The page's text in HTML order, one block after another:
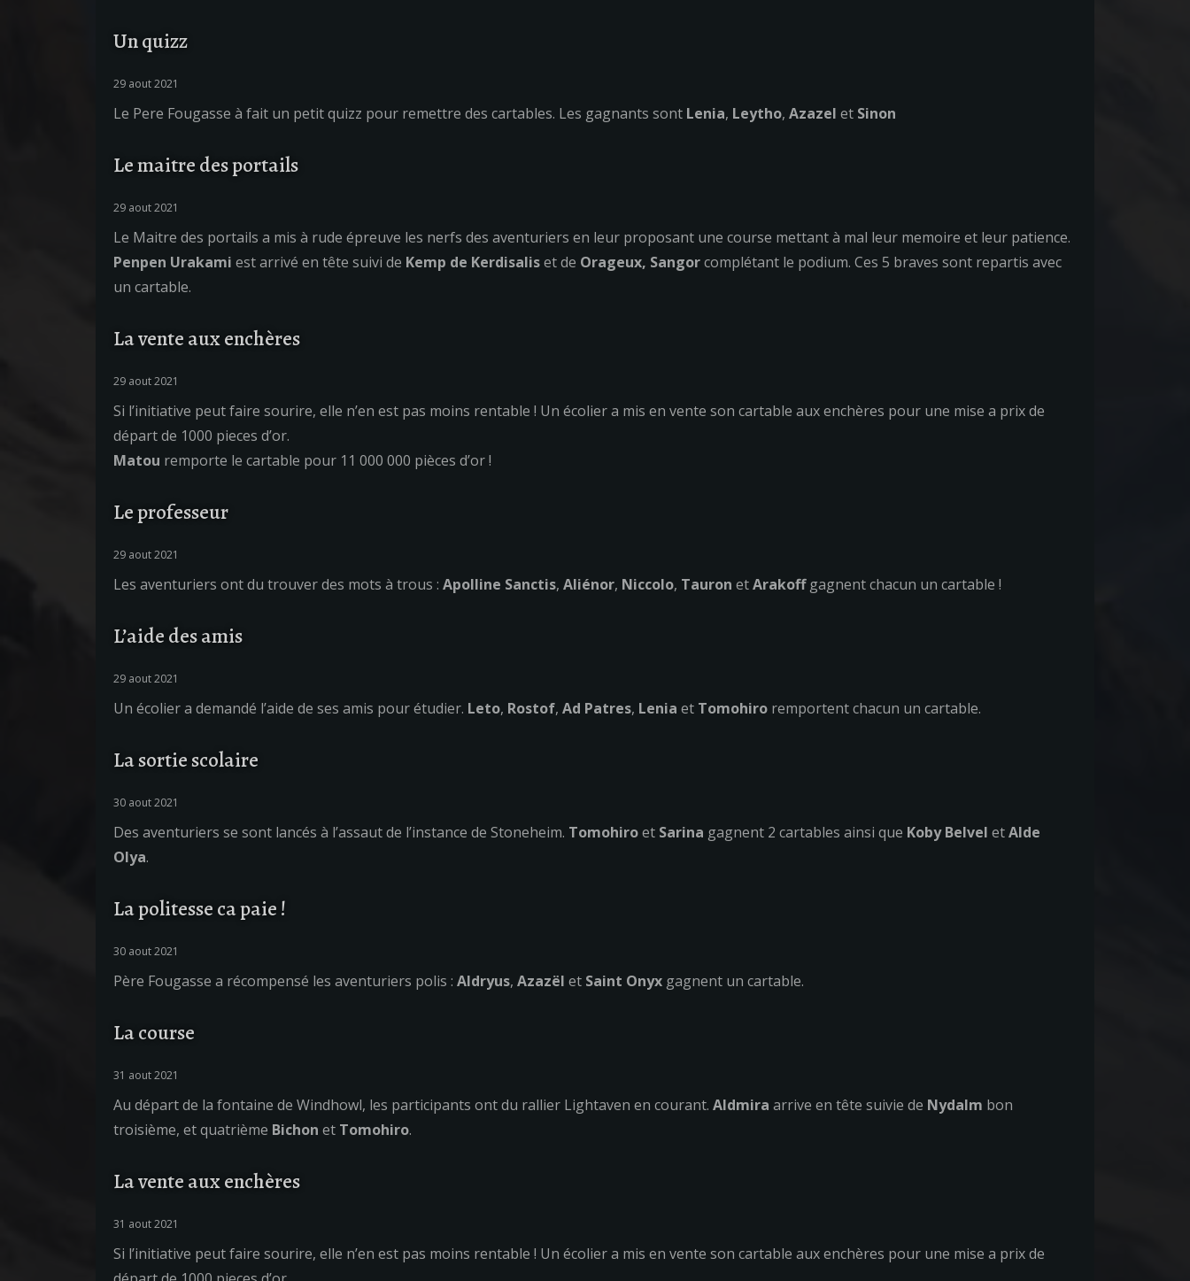
Un quizz
29 aout 2021
Le Pere Fougasse à fait un petit quizz pour remettre des cartables. Les gagnants sont Lenia, Leytho, Azazel et Sinon
Le maitre des portails
29 aout 2021
Le Maitre des portails a mis à rude épreuve les nerfs des aventuriers en leur proposant une course mettant à mal leur memoire et leur patience.
Penpen Urakami est arrivé en tête suivi de Kemp de Kerdisaliset de Orageux, Sangorcomplétant le podium. Ces 5 braves sont repartis avec
un cartable.
La vente aux enchères
29 aout 2021
Si l’initiative peut faire sourire, elle n’en est pas moins rentable ! Un écolier a mis en vente son cartable aux enchères pour une mise a prix de
départ de 1000 pieces d’or.
Matou remporte le cartable pour 11 000 000 pièces d’or !
Le professeur
29 aout 2021
Les aventuriers ont du trouver des mots à trous : Apolline Sanctis, Aliénor, Niccolo, Tauron etArakoffgagnent chacun un cartable !
L’aide des amis
29 aout 2021
Un écolier a demandé l’aide de ses amis pour étudier. Leto, Rostof, Ad Patres, Lenia et Tomohiroremportent chacun un cartable.
La sortie scolaire
30 aout 2021
Des aventuriers se sont lancés à l’assaut de l’instance de Stoneheim. Tomohiroet Sarina gagnent 2 cartables ainsi que Koby Belvel etAlde
Olya.
La politesse ca paie !
30 aout 2021
Père Fougasse a récompensé les aventuriers polis : Aldryus, Azazël et Saint Onyxgagnent un cartable.
La course
31 aout 2021
Au départ de la fontaine de Windhowl, les participants ont du rallier Lightaven en courant. Aldmira arrive en tête suivie de Nydalm bon
troisième, et quatrième Bichon et Tomohiro.
La vente aux enchères
31 aout 2021
Si l’initiative peut faire sourire, elle n’en est pas moins rentable ! Un écolier a mis en vente son cartable aux enchères pour une mise a prix de